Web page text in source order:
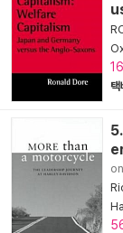
택
on